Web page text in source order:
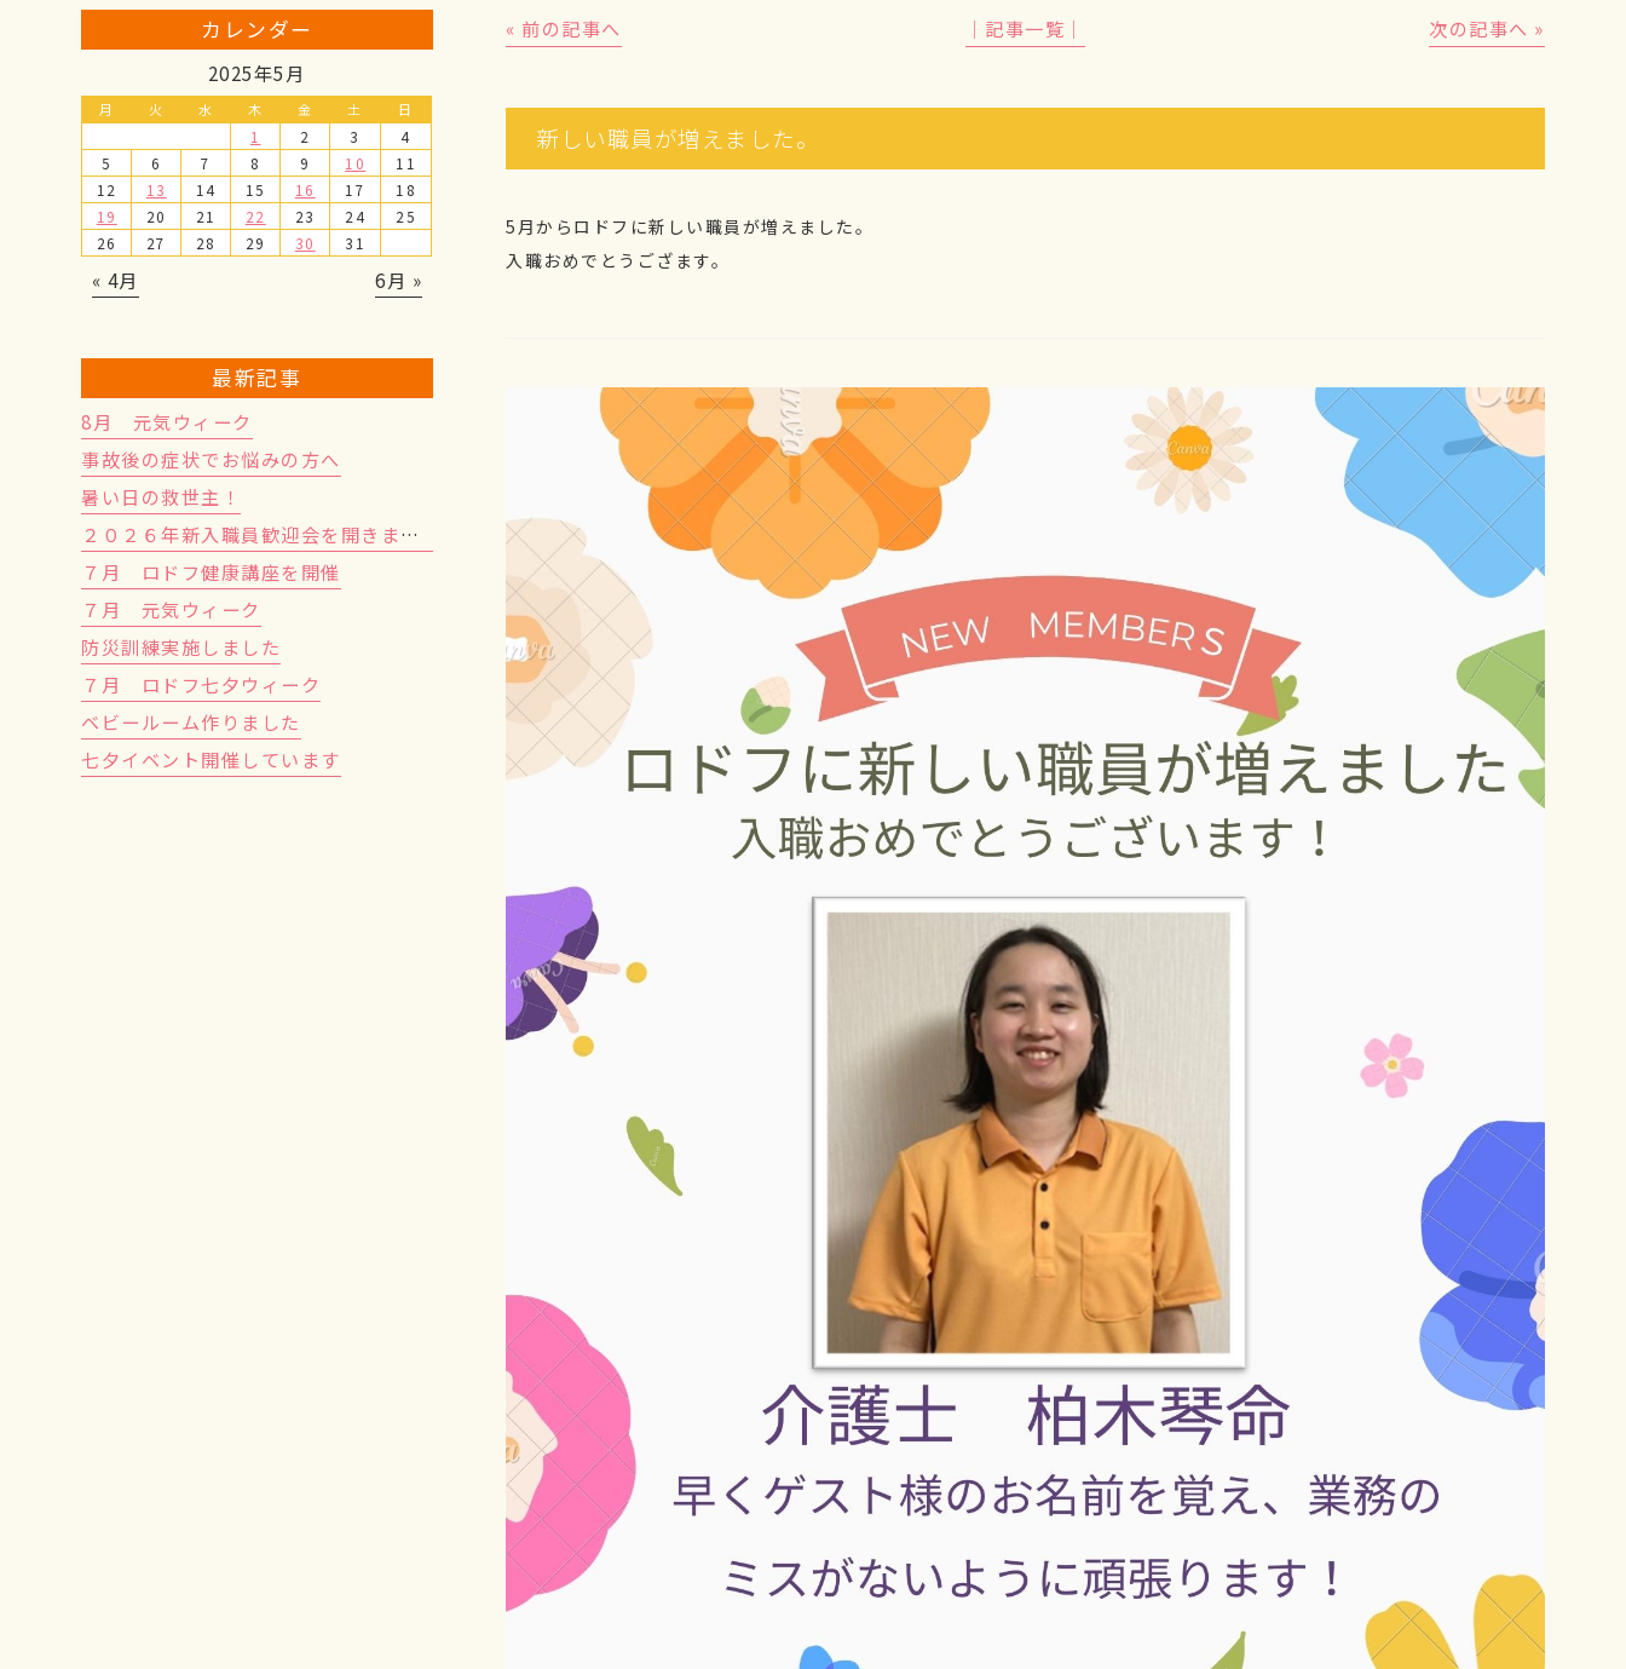
« 前の記事へ │記事一覧│ 次の記事へ »
新しい職員が増えました。
5月からロドフに新しい職員が増えました。
入職おめでとうござます。
カレンダー
2025年5月
月 火 水 木 金 土 日
1 2 3
4
5
6 7 8 9 10
11
12
13 14 15 16 17
18
19
20 21 22 23 24
25
26
27 28 29 30 31
« 4月 6月 »
最新記事
8月 元気ウィーク
事故後の症状でお悩みの方へ
暑い日の救世主！
２０２６年新入職員歓迎会を開きました！
７月 ロドフ健康講座を開催
７月 元気ウィーク
防災訓練実施しました
７月 ロドフ七夕ウィーク
ベビールーム作りました
七夕イベント開催しています